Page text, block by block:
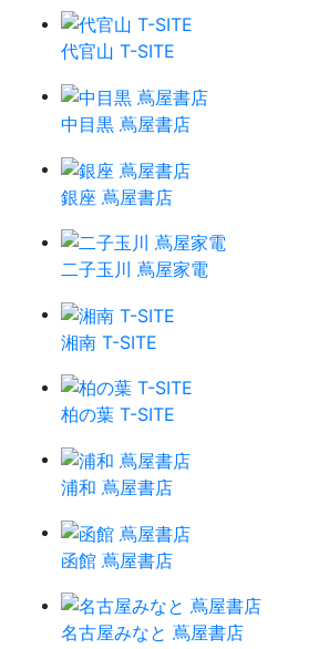
代官山 T-SITE
中目黒 蔦屋書店
銀座 蔦屋書店
二子玉川 蔦屋家電
湘南 T-SITE
柏の葉 T-SITE
浦和 蔦屋書店
函館 蔦屋書店
名古屋みなと 蔦屋書店